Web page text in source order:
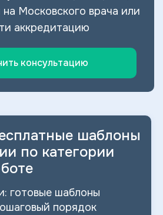
на Московского врача или
аккредитацию
консультацию
шаблоны
по категории
готовые шаблоны
порядок